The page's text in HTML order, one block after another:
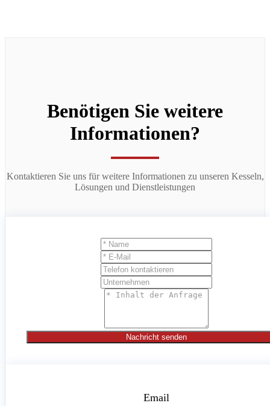
Benötigen Sie weitere
Informationen?
Kontaktieren Sie uns für weitere Informationen zu unseren Kesseln,
Lösungen und Dienstleistungen
Nachricht senden
Email